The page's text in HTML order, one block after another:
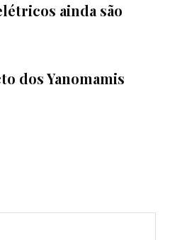
ainda são
dos Yanomamis